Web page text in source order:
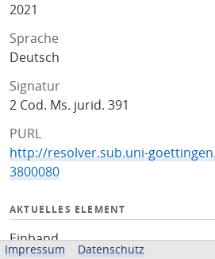
2021
Sprache
Deutsch
Signatur
2 Cod. Ms. jurid. 391
PURL
http://resolver.sub.uni-
3800080
AKTUELLES ELEMENT
Einband
Impressum Datenschutz